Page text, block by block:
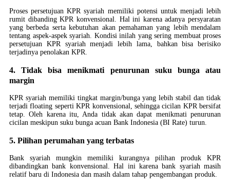
Proses persetujuan KPR syariah memiliki potensi untuk menjadi lebih
rumit dibanding KPR konvensional. Hal ini karena adanya persyaratan
yang berbeda serta kebutuhan akan pemahaman yang lebih mendalam
tentang aspek-aspek syariah. Kondisi inilah yang sering membuat proses
persetujuan KPR syariah menjadi lebih lama, bahkan bisa berisiko
terjadinya penolakan KPR.
4. Tidak bisa menikmati penurunan suku bunga atau
margin
KPR syariah memiliki tingkat margin/bunga yang lebih stabil dan tidak
terjadi floating seperti KPR konvensional, sehingga cicilan KPR bersifat
tetap. Oleh karena itu, Anda tidak akan dapat menikmati penurunan
cicilan meskipun suku bunga acuan Bank Indonesia (BI Rate) turun.
5. Pilihan perumahan yang terbatas
Bank syariah mungkin memiliki kurangnya pilihan produk KPR
dibandingkan bank konvensional. Hal ini karena bank syariah masih
relatif baru di Indonesia dan masih dalam tahap pengembangan produk.